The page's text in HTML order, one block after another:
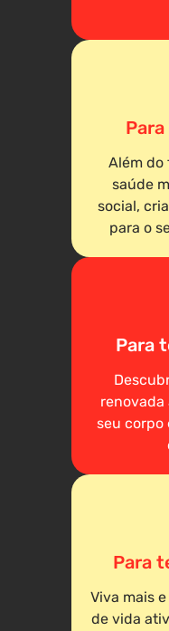
Além do
saúde
social,
para o
Para
renovada
seu corpo
Para
Viva mais
de vida